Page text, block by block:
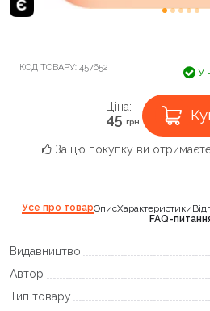
КОД ТОВАРУ: 457652 У
Ціна:
45 грн.
За цю покупку ви
Усе про товарОписХарактеристики
FAQ-
Видавництво
Автор
Тип товару